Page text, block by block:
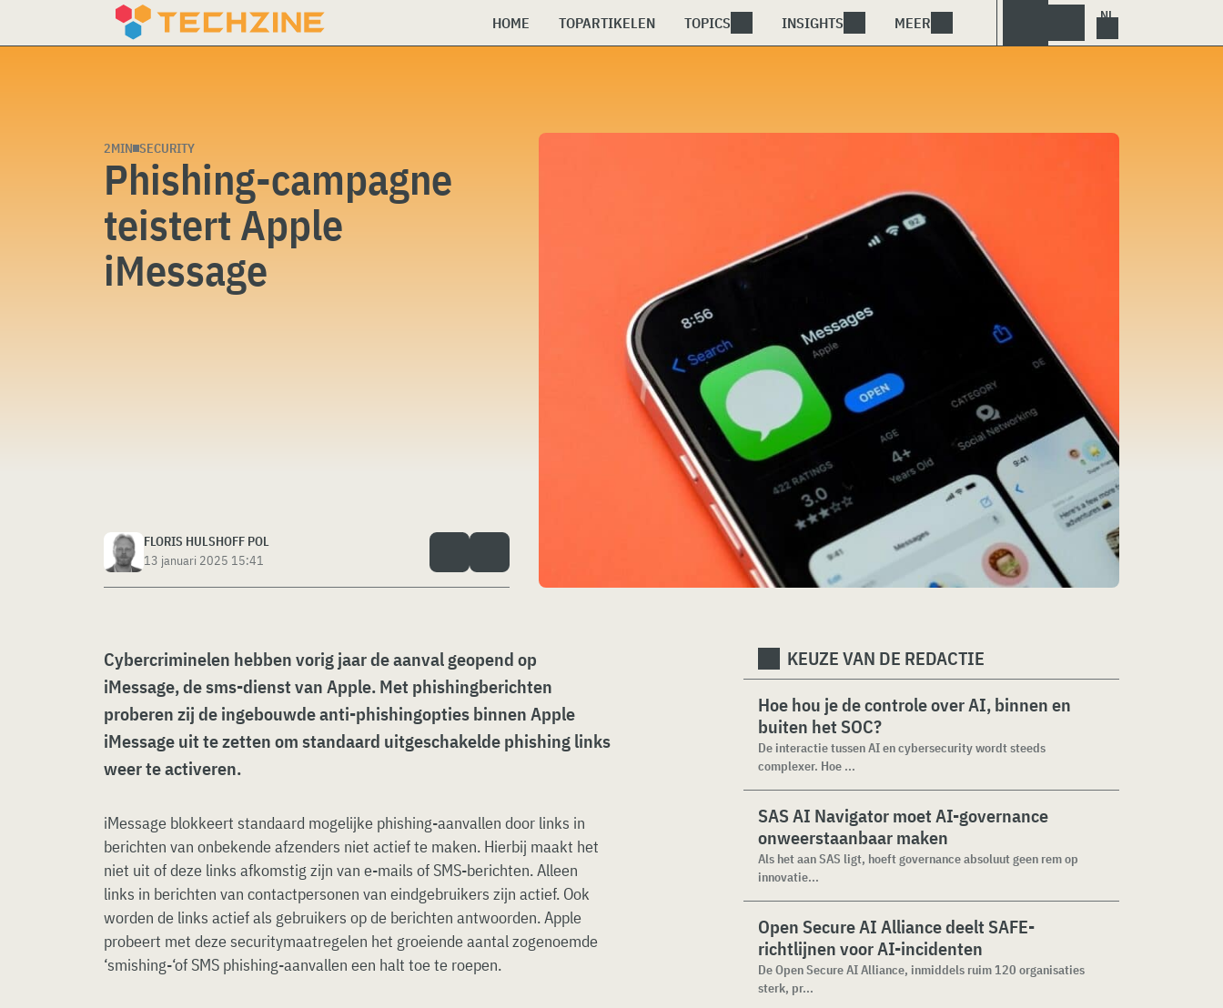
HOME TOPARTIKELEN TOPICS INSIGHTS MEER
2MIN SECURITY
Phishing-campagne
teistert Apple
iMessage
FLORIS HULSHOFF POL
13 januari 2025 15:41
Cybercriminelen hebben vorig jaar de aanval geopend op
iMessage, de sms-dienst van Apple. Met phishingberichten
proberen zij de ingebouwde anti-phishingopties binnen Apple
iMessage uit te zetten om standaard uitgeschakelde phishing links
weer te activeren.
iMessage blokkeert standaard mogelijke phishing-aanvallen door links in
berichten van onbekende afzenders niet actief te maken. Hierbij maakt het
niet uit of deze links afkomstig zijn van e-mails of SMS-berichten. Alleen
links in berichten van contactpersonen van eindgebruikers zijn actief. Ook
worden de links actief als gebruikers op de berichten antwoorden. Apple
probeert met deze securitymaatregelen het groeiende aantal zogenoemde
‘smishing-‘of SMS phishing-aanvallen een halt toe te roepen.
KEUZE VAN DE REDACTIE
Hoe hou je de controle over AI, binnen en
buiten het SOC?
De interactie tussen AI en cybersecurity wordt steeds
complexer. Hoe ...
SAS AI Navigator moet AI-governance
onweerstaanbaar maken
Als het aan SAS ligt, hoeft governance absoluut geen rem op
innovatie...
Open Secure AI Alliance deelt SAFE-
richtlijnen voor AI-incidenten
De Open Secure AI Alliance, inmiddels ruim 120 organisaties
sterk, pr...